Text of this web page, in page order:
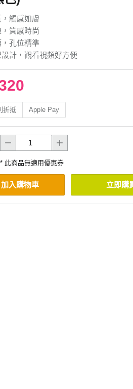
，觸感如膚
，質感時尚
，孔位精準
設計，觀看視頻好方便
折抵 Apple Pay
* 此商品無適用優惠券
加入購物車 立即購